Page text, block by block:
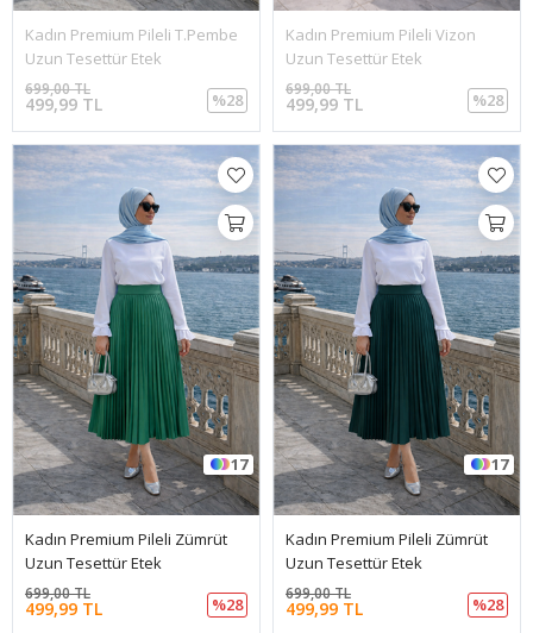
Kadın Premium Pileli T.Pembe
Uzun Tesettür Etek
499,99 TL
699,00 TL
%28
Kadın Premium Pileli Vizon
Uzun Tesettür Etek
499,99 TL
699,00 TL
%28
17
Kadın Premium Pileli Zümrüt
Uzun Tesettür Etek
499,99 TL
699,00 TL
%28
17
Kadın Premium Pileli Zümrüt
Uzun Tesettür Etek
499,99 TL
699,00 TL
%28